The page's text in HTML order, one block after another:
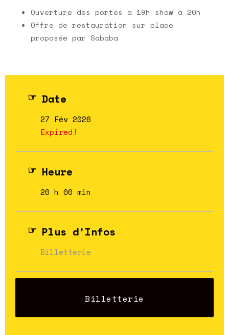
Ouverture des portes à 19h show à 20h
Offre de restauration sur place
proposée par Sababa
Date
27 Fév 2026
Expired!
Heure
20 h 00 min
Plus d'Infos
Billetterie
Billetterie